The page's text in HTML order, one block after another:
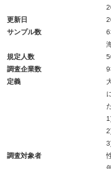
更新日
サンプル数
規定人数
調査企業数
定義
調査対象者